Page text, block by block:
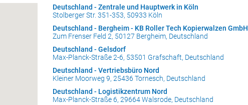
Deutschland - Zentrale und Hauptwerk in Köln
Stolberger Str. 351-353, 50933 Köln
Deutschland - Bergheim - KB Roller Tech Kopierwalzen GmbH
Zum Frenser Feld 2, 50127 Bergheim, Deutschland
Deutschland - Gelsdorf
Max-Planck-Straße 2-6, 53501 Grafschaft, Deutschland
Deutschland - Vertriebsbüro Nord
Kleiner Moorweg 9, 25436 Tornesch, Deutschland
Deutschland - Logistikzentrum Nord
Max-Planck-Straße 6, 29664 Walsrode, Deutschland